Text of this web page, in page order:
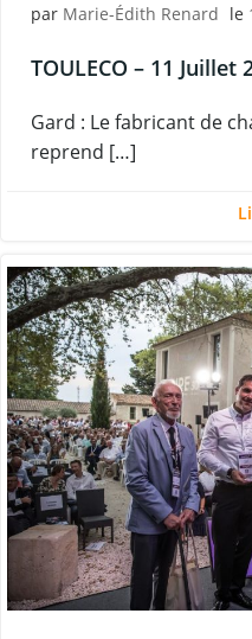
par Marie-Édith Renard le
TOULECO – 11 Juillet
Gard : Le fabricant de
reprend […]